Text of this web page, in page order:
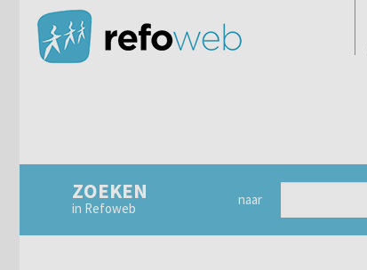
ZOEKEN
in Refoweb
naar